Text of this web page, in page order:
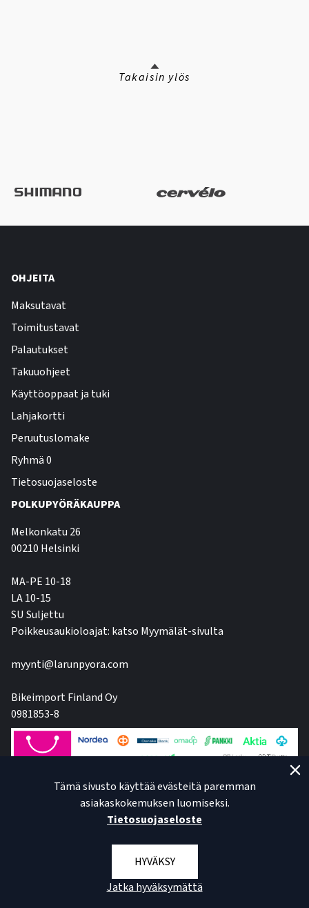
Takaisin ylös
OHJEITA
Maksutavat
Toimitustavat
Palautukset
Takuuohjeet
Käyttöoppaat ja tuki
Lahjakortti
Peruutuslomake
Ryhmä 0
Tietosuojaseloste
POLKUPYÖRÄKAUPPA
Melkonkatu 26
00210 Helsinki
MA-PE 10-18
LA 10-15
SU Suljettu
Poikkeusaukioloajat: katso Myymälät-sivulta
myynti@larunpyora.com
Bikeimport Finland Oy
0981853-8
Tämä sivusto käyttää evästeitä paremman
asiakaskokemuksen luomiseksi.
Tietosuojaseloste
HYVÄKSY
Jatka hyväksymättä